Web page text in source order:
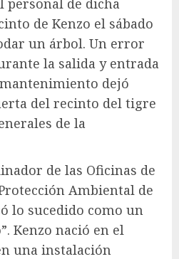
personal de dicha
de Kenzo el sábado
un árbol. Un error
la salida y entrada
dejó
del recinto del tigre
de la
de las Oficinas de
Ambiental de
lo sucedido como un
Kenzo nació en el
una instalación